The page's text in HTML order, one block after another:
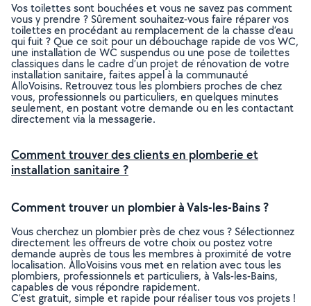
Vos toilettes sont bouchées et vous ne savez pas comment
vous y prendre ? Sûrement souhaitez-vous faire réparer vos
toilettes en procédant au remplacement de la chasse d’eau
qui fuit ? Que ce soit pour un débouchage rapide de vos WC,
une installation de WC suspendus ou une pose de toilettes
classiques dans le cadre d’un projet de rénovation de votre
installation sanitaire, faites appel à la communauté
AlloVoisins. Retrouvez tous les plombiers proches de chez
vous, professionnels ou particuliers, en quelques minutes
seulement, en postant votre demande ou en les contactant
directement via la messagerie.
Comment trouver des clients en plomberie et
installation sanitaire ?
Comment trouver un plombier à Vals-les-Bains ?
Vous cherchez un plombier près de chez vous ? Sélectionnez
directement les offreurs de votre choix ou postez votre
demande auprès de tous les membres à proximité de votre
localisation. AlloVoisins vous met en relation avec tous les
plombiers, professionnels et particuliers, à Vals-les-Bains,
capables de vous répondre rapidement.
C’est gratuit, simple et rapide pour réaliser tous vos projets !